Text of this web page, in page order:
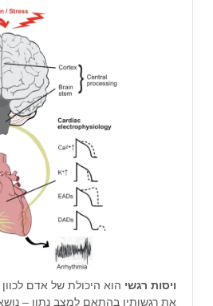
ויסות רגשי הוא היכולת של אדם לכוון
את רגשותיו בהתאם למצב נתון –